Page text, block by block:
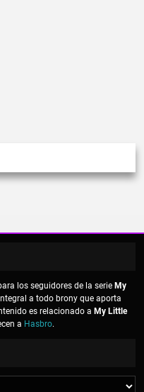
los seguidores de la serie My
a todo brony que aporta
es relacionado a My Little
a Hasbro.